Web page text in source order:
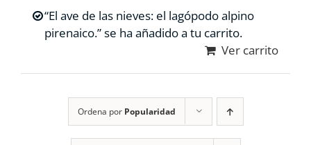
COLABORA
RECURSOS
“El ave de las nieves: el lagópodo alpino
pirenaico.” se ha añadido a tu carrito.
Ver carrito
Ordena por Popularidad